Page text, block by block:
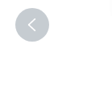
Previous